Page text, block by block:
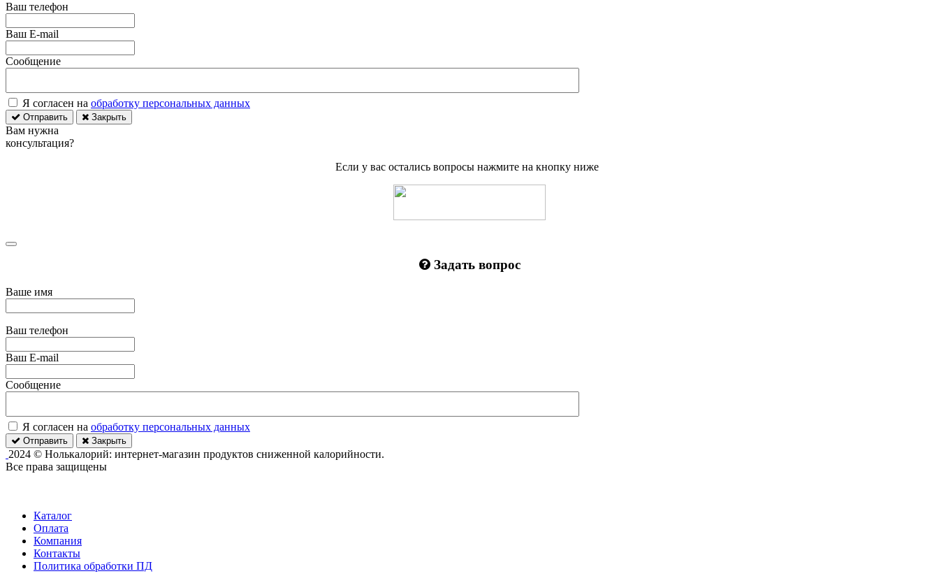
Ваш телефон
Ваш E-mail
Сообщение
Я согласен на обработку персональных данных
Отправить Закрыть
Вам нужна
консультация?
Если у вас остались вопросы нажмите на кнопку ниже
Задать вопрос
Ваше имя
Ваш телефон
Ваш E-mail
Сообщение
Я согласен на обработку персональных данных
Отправить Закрыть
2024 © Нолькалорий: интернет-магазин продуктов сниженной калорийности.
Все права защищены
Каталог
Оплата
Компания
Контакты
Политика обработки ПД